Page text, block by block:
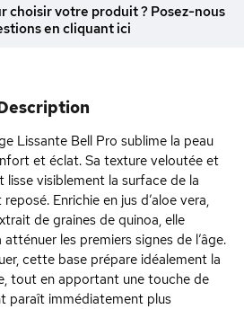
choisir votre produit ? Posez-nous
en cliquant ici
Lissante Bell Pro sublime la peau
et éclat. Sa texture veloutée et
visiblement la surface de la
Enrichie en jus d’aloe vera,
de graines de quinoa, elle
les premiers signes de l’âge.
cette base prépare idéalement la
tout en apportant une touche de
paraît immédiatement plus